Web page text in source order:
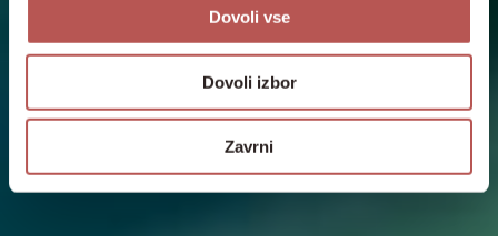
Dovoli vse
Dovoli izbor
Zavrni